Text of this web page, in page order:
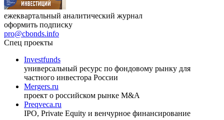
ежеквартальный аналитический журнал
оформить подписку
pro@cbonds.info
Спец проекты
Investfunds
универсальный ресурс по фондовому рынку для
частного инвестора России